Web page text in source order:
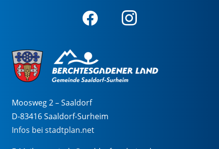
Moosweg 2 – Saaldorf
D-83416 Saaldorf-Surheim
Infos bei stadtplan.net